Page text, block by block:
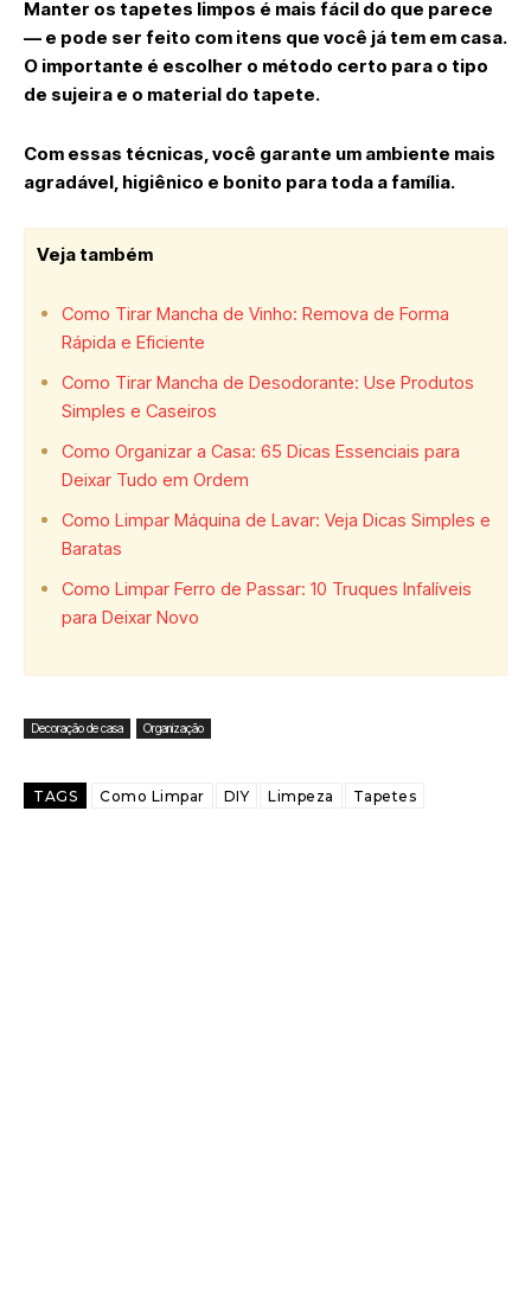
Manter os tapetes limpos é mais fácil do que parece
— e pode ser feito com itens que você já tem em casa.
O importante é escolher o método certo para o tipo
de sujeira e o material do tapete.
Com essas técnicas, você garante um ambiente mais
agradável, higiênico e bonito para toda a família.
Veja também
Como Tirar Mancha de Vinho: Remova de Forma
Rápida e Eficiente
Como Tirar Mancha de Desodorante: Use Produtos
Simples e Caseiros
Como Organizar a Casa: 65 Dicas Essenciais para
Deixar Tudo em Ordem
Como Limpar Máquina de Lavar: Veja Dicas Simples e
Baratas
Como Limpar Ferro de Passar: 10 Truques Infalíveis
para Deixar Novo
Decoração de casa Organização
TAGS Como Limpar DIY Limpeza Tapetes